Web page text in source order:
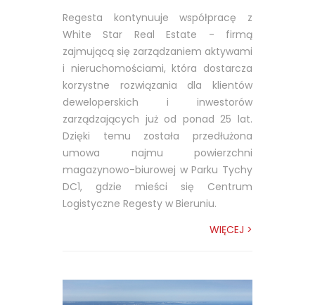
Regesta kontynuuje współpracę z
White Star Real Estate - firmą
zajmującą się zarządzaniem aktywami
i nieruchomościami, która dostarcza
korzystne rozwiązania dla klientów
deweloperskich i inwestorów
zarządzających już od ponad 25 lat.
Dzięki temu została przedłużona
umowa najmu powierzchni
magazynowo-biurowej w Parku Tychy
DC1, gdzie mieści się Centrum
Logistyczne Regesty w Bieruniu.
WIĘCEJ >